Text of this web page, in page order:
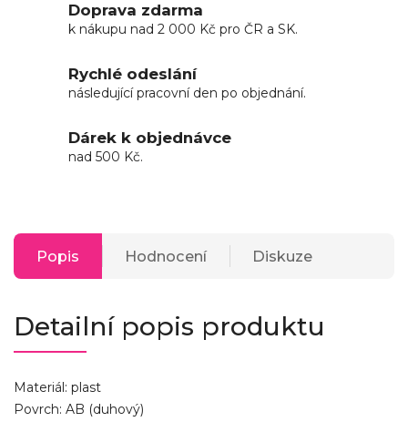
Doprava zdarma
k nákupu nad 2 000 Kč pro ČR a SK.
Rychlé odeslání
následující pracovní den po objednání.
Dárek k objednávce
nad 500 Kč.
Popis Hodnocení Diskuze
Detailní popis produktu
Materiál: plast
Povrch: AB (duhový)